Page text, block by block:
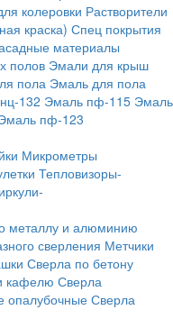
колеровки Растворители
краска) Спец покрытия
материалы
полов Эмали для крыш
пола Эмаль для пола
132 Эмаль пф-115 Эмаль
пф-123
Микрометры
Тепловизоры-
металлу и алюминию
сверления Метчики
Сверла по бетону
кафелю Сверла
опалубочныеСверла